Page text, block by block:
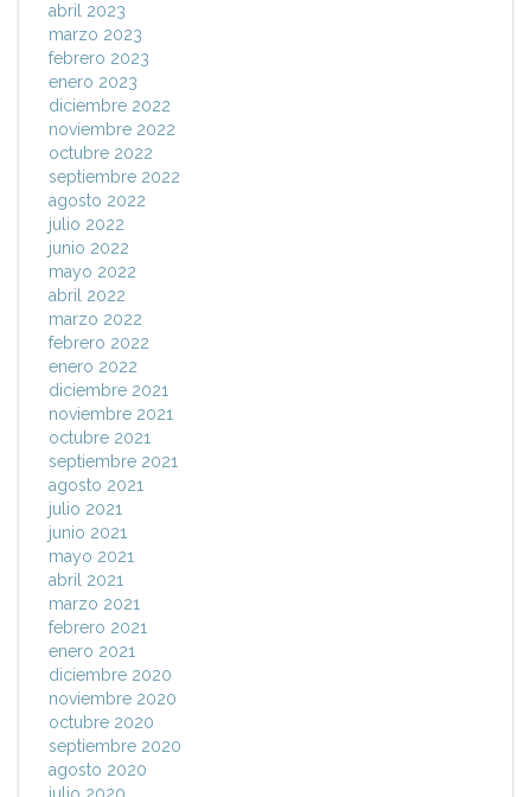
abril 2023
marzo 2023
febrero 2023
enero 2023
diciembre 2022
noviembre 2022
octubre 2022
septiembre 2022
agosto 2022
julio 2022
junio 2022
mayo 2022
abril 2022
marzo 2022
febrero 2022
enero 2022
diciembre 2021
noviembre 2021
octubre 2021
septiembre 2021
agosto 2021
julio 2021
junio 2021
mayo 2021
abril 2021
marzo 2021
febrero 2021
enero 2021
diciembre 2020
noviembre 2020
octubre 2020
septiembre 2020
agosto 2020